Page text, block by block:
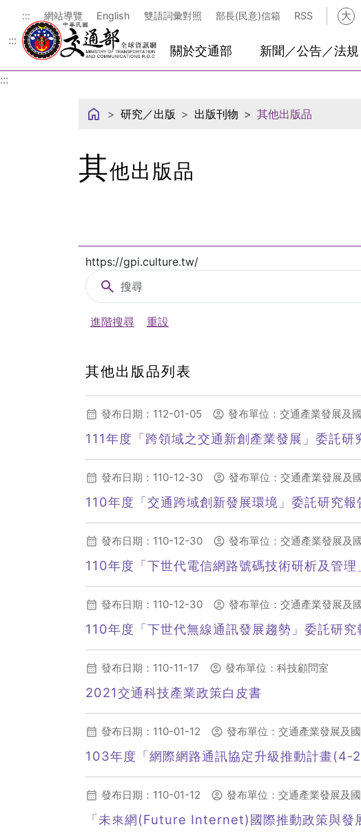
中華民國交通部
::: 網站導覽 English 雙語詞彙對照 部長(民意)信箱 RSS 大
:::
關於交通部 新聞／公告／法規
:::
研究／出版 出版刊物 其他出版品
其他出版品
https://gpi.culture.tw/
搜尋
進階搜尋 重設
其他出版品列表
發布日期：112-01-05 發布單位：交通產業發展及
111年度「跨領域之交通新創產業發展」委託研
發布日期：110-12-30 發布單位：交通產業發展及
110年度「交通跨域創新發展環境」委託研究報
發布日期：110-12-30 發布單位：交通產業發展及
110年度「下世代電信網路號碼技術研析及管理
發布日期：110-12-30 發布單位：交通產業發展及
110年度「下世代無線通訊發展趨勢」委託研究
發布日期：110-11-17 發布單位：科技顧問室
2021交通科技產業政策白皮書
發布日期：110-01-12 發布單位：交通產業發展及
103年度「網際網路通訊協定升級推動計畫(4-
發布日期：110-01-12 發布單位：交通產業發展及
「未來網(Future Internet)國際推動政策與發